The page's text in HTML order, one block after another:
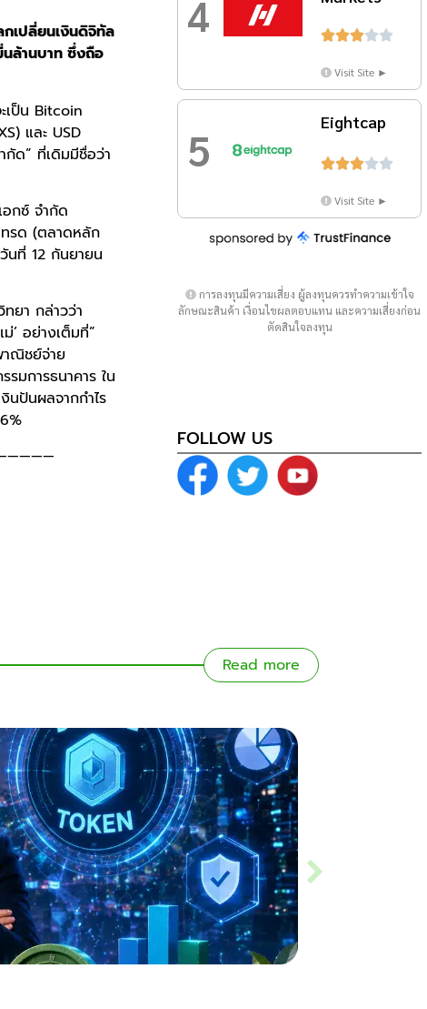
กเปลี่ยนเงินดิจิทัล
นล้านบาท ซึ่งถือ
เป็น Bitcoin
และ USD
กัด” ที่เดิมมีชื่อว่า
อกซ์ จำกัด
ทรด (ตลาดหลัก
นที่ 12 กันยายน
ยา กล่าวว่า
’ อย่างเต็มที่”
าณิชย์จ่าย
มการธนาคาร ใน
นปันผลจากกำไร
4 
Visit Site ►
5
Eightcap

Visit Site ►
การลงทุนมีความเสี่ยง ผู้ลงทุนควรทำความเข้าใจ
ลักษณะสินค้า เงื่อนไขผลตอบแทน และความเสี่ยงก่อน
ตัดสินใจลงทุน
FOLLOW US
Read more